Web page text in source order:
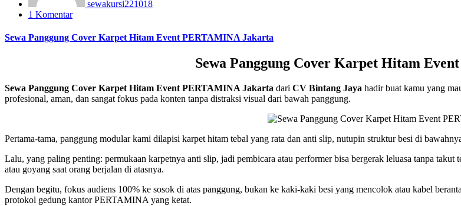
sewakursi221018
1 Komentar
Sewa Panggung Cover Karpet Hitam Event PERTAMINA Jakarta
Sewa Panggung Cover Karpet Hitam
Sewa Panggung Cover Karpet Hitam Event PERTAMINA Jakarta dari CV Bintang Jaya hadir buat kamu yang
profesional, aman, dan sangat fokus pada konten tanpa distraksi visual dari bawah panggung.
Pertama-tama, panggung modular kami dilapisi karpet hitam tebal yang rata dan anti slip, nutupin struktur besi di
Lalu, yang paling penting: permukaan karpetnya anti slip, jadi pembicara atau performer bisa bergerak leluasa tanpa
atau goyang saat orang berjalan di atasnya.
Dengan begitu, fokus audiens 100% ke sosok di atas panggung, bukan ke kaki-kaki besi yang mencolok atau kabel
protokol gedung kantor PERTAMINA yang ketat.